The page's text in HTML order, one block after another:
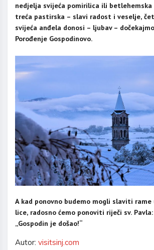
nedjelja svijeća pomirilica ili betlehemska
treća pastirska – slavi radost i veselje,
svijeća anđela donosi – ljubav –
Porođenje Gospodinovo.
A kad ponovno budemo mogli slaviti rame
lice, radosno ćemo ponoviti riječi sv. Pavla:
„Gospodin je došao!“
Autor: visitsinj.com